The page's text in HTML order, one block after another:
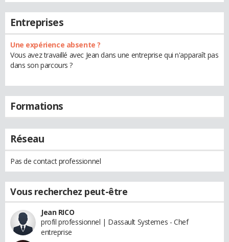
Entreprises
Une expérience absente ?
Vous avez travaillé avec Jean dans une entreprise qui n'apparaît pas
dans son parcours ?
Formations
Réseau
Pas de contact professionnel
Vous recherchez peut-être
Jean RICO
profil professionnel | Dassault Systemes - Chef
entreprise